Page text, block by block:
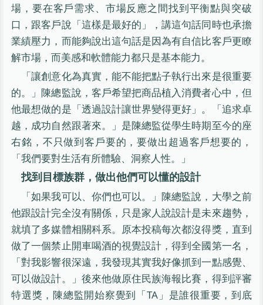
場，要在客戶需求、市場反應之間找到平衡點與突破
口，跟客戶說「這樣是最好的」，講這句話同時也承擔
業績壓力，而能夠說出這句話是因為有自信比客戶更瞭
解市場，而美感和軟體能力都只是基本能力。
「讓創意化為真實，能不能把點子執行出來是很重要
的。」陳總監說，客戶希望把商品植入消費者心中，但
他最想做的是「透過設計讓世界變得更好」。「追求卓
越，成功自然跟著來。」是陳總監從學生時期至今的座
右銘，不只做到客戶要的，要做出超過客戶想要的，
「我們要對生活有所體驗、洞察人性。」
找到目標族群，做出他們可以懂的設計
「如果我可以、你們也可以。」陳總監說，大學之前
他跟設計完全沒有關係，只是家人說設計是未來趨勢，
就填了多媒體相關科系。原本投稿每次都沒得獎，直到
做了一個禁止開車喝酒的視覺設計，得到全國第一名，
「對我影響很深遠，我發現其實我好像抓到一點感覺、
可以做設計。」後來他做原住民族海報比賽，得到評審
特選獎，陳總監開始察覺到「TA」是誰很重要，到底